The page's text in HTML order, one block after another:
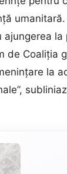
la
de Coaliţia
la